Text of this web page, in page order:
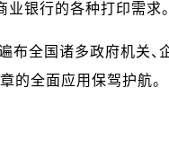
银行的各种打印需求。
国诸多政府机关、企
的全面应用保驾护航。